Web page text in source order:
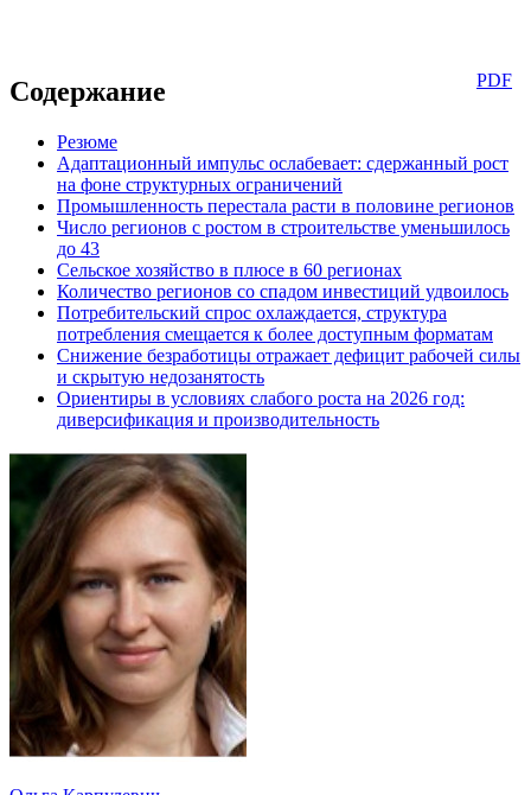
PDF
Содержание
Резюме
Адаптационный импульс ослабевает: сдержанный рост
на фоне структурных ограничений
Промышленность перестала расти в половине регионов
Число регионов с ростом в строительстве уменьшилось
до 43
Сельское хозяйство в плюсе в 60 регионах
Количество регионов со спадом инвестиций удвоилось
Потребительский спрос охлаждается, структура
потребления смещается к более доступным форматам
Снижение безработицы отражает дефицит рабочей силы
и скрытую недозанятость
Ориентиры в условиях слабого роста на 2026 год:
диверсификация и производительность